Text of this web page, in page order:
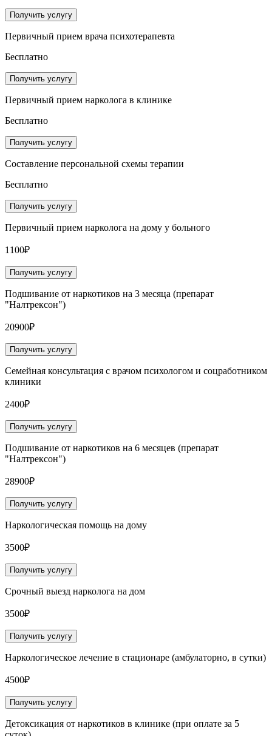
Получить услугу
Первичный прием врача психотерапевта
Бесплатно
Получить услугу
Первичный прием нарколога в клинике
Бесплатно
Получить услугу
Составление персональной схемы терапии
Бесплатно
Получить услугу
Первичный прием нарколога на дому у больного
1100₽
Получить услугу
Подшивание от наркотиков на 3 месяца (препарат
"Налтрексон")
20900₽
Получить услугу
Семейная консультация с врачом психологом и соцработником
клиники
2400₽
Получить услугу
Подшивание от наркотиков на 6 месяцев (препарат
"Налтрексон")
28900₽
Получить услугу
Наркологическая помощь на дому
3500₽
Получить услугу
Срочный выезд нарколога на дом
3500₽
Получить услугу
Наркологическое лечение в стационаре (амбулаторно, в сутки)
4500₽
Получить услугу
Детоксикация от наркотиков в клинике (при оплате за 5